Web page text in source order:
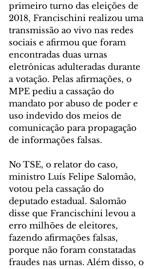
primeiro turno das eleições de
2018, Francischini realizou uma
transmissão ao vivo nas redes
sociais e afirmou que foram
encontradas duas urnas
eletrônicas adulteradas durante
a votação. Pelas afirmações, o
MPE pediu a cassação do
mandato por abuso de poder e
uso indevido dos meios de
comunicação para propagação
de informações falsas.
No TSE, o relator do caso,
ministro Luís Felipe Salomão,
votou pela cassação do
deputado estadual. Salomão
disse que Francischini levou a
erro milhões de eleitores,
fazendo afirmações falsas,
porque não foram constatadas
fraudes nas urnas. Além disso, o